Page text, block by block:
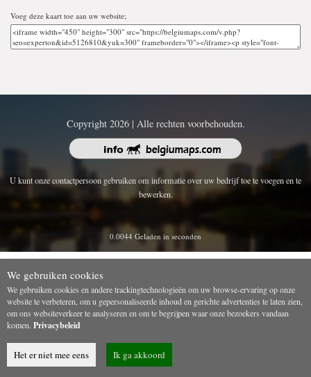
Voeg deze kaart toe aan uw website;
Copyright 2026 | Alle rechten voorbehouden.
U kunt onze contactpersoon gebruiken om informatie over uw bedrijf toe te voegen en te
bewerken.
0.0044 Geladen in seconden
We gebruiken cookies
We gebruiken cookies en andere trackingtechnologieën om uw browse-ervaring op onze
website te verbeteren, om u gepersonaliseerde inhoud en gerichte advertenties te laten zien,
om ons websiteverkeer te analyseren en om te begrijpen waar onze bezoekers vandaan
komen. Privacybeleid
Het er niet mee eens Ik ga akkoord